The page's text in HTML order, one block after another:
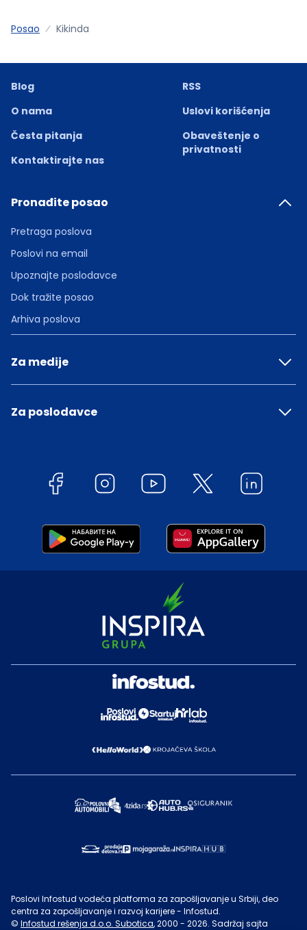
Posao Kikinda
Blog
O nama
Česta pitanja
Kontaktirajte nas
RSS
Uslovi korišćenja
Obaveštenje o
privatnosti
Pronađite posao
Pretraga poslova
Poslovi na email
Upoznajte poslodavce
Dok tražite posao
Arhiva poslova
Za medije
Za poslodavce
Poslovi Infostud vodeća platforma za zapošljavanje u Srbiji, deo
centra za zapošljavanje i razvoj karijere - Infostud.
© Infostud rešenja d.o.o. Subotica, 2000 - 2026. Sadržaj sajta